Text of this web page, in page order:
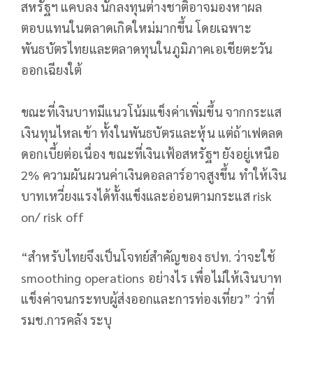
สหรัฐฯ แคบลง นักลงทุนต่างชาติอาจมองหาผล
ตอบแทนในตลาดเกิดใหม่มากขึ้น โดยเฉพาะ
พันธบัตรไทยและตลาดทุนในภูมิภาคเอเชียตะวัน
ออกเฉียงใต้
ขณะที่เงินบาทมีแนวโน้มแข็งค่าเพิ่มขึ้น จากกระแส
เงินทุนไหลเข้า ทั้งในพันธบัตรและหุ้น แต่ถ้าเฟดลด
ดอกเบี้ยต่อเนื่อง ขณะที่เงินเฟ้อสหรัฐฯ ยังอยู่เหนือ
2% ความผันผวนค่าเงินดอลลาร์อาจสูงขึ้น ทำให้เงิน
บาทเหวี่ยงแรงได้ทั้งแข็งและอ่อนตามกระแส risk
on/ risk off
“สำหรับไทยจึงเป็นโจทย์สำคัญของ ธปท. ว่าจะใช้
smoothing operations อย่างไร เพื่อไม่ให้เงินบาท
แข็งค่าจนกระทบผู้ส่งออกและการท่องเที่ยว” ว่าที่
รมช.การคลัง ระบุ